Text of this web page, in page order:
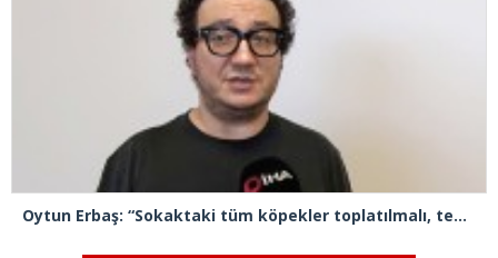
Oytun Erbaş: “Sokaktaki tüm köpekler toplatılmalı, tedavi edilmeli”